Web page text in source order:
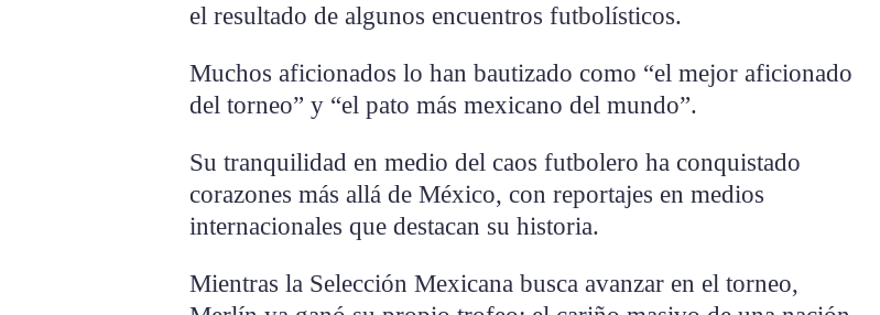
el resultado de algunos encuentros futbolísticos.
Muchos aficionados lo han bautizado como “el mejor aficionado
del torneo” y “el pato más mexicano del mundo”.
Su tranquilidad en medio del caos futbolero ha conquistado
corazones más allá de México, con reportajes en medios
internacionales que destacan su historia.
Mientras la Selección Mexicana busca avanzar en el torneo,